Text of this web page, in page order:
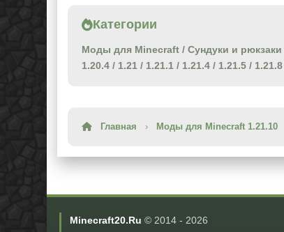
Категории
Моды для Minecraft / Сундуки и рюкзаки
1.20.4 / 1.21 / 1.21.1 / 1.21.4 / 1.21.5 / 1.21.8
Главная › Моды для Minecraft 1.21.10
Minecraft20.Ru © 2014 - 2026